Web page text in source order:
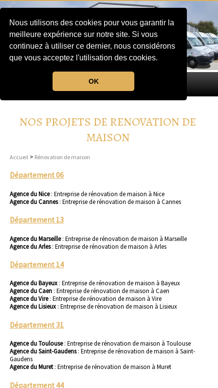
Nous utilisons des cookies pour vous garantir la
meilleure expérience sur notre site. Si vous
continuez à utiliser ce dernier, nous considérons
que vous acceptez l'utilisation des cookies.
OKMENU
NOS PROJETS DE RENOVATION DE
MAISON
Accueil > Rénovation de maison
Département 06
Agence du Nice: Entreprise de rénovation de maison à Nice
Agence du Cannes: Entreprise de rénovation de maison à Cannes
Département 13
Agence du Marseille: Entreprise de rénovation de maison à Marseille
Agence du Arles: Entreprise de rénovation de maison à Arles
Département 14
Agence du Bayeux : Entreprise de rénovation de maison à Bayeux
Agence du Caen : Entreprise de rénovation de maison à Caen
Agence du Vire: Entreprise de rénovation de maison à Vire
Agence du Lisieux : Entreprise de rénovation de maison à Lisieux
Département 31
Agence du Toulouse: Entreprise de rénovation de maison à Toulouse
Agence du Saint-Gaudens: Entreprise de rénovation de maison à Saint-
Gaudens
Agence du Muret: Entreprise de rénovation de maison à Muret
Département 44